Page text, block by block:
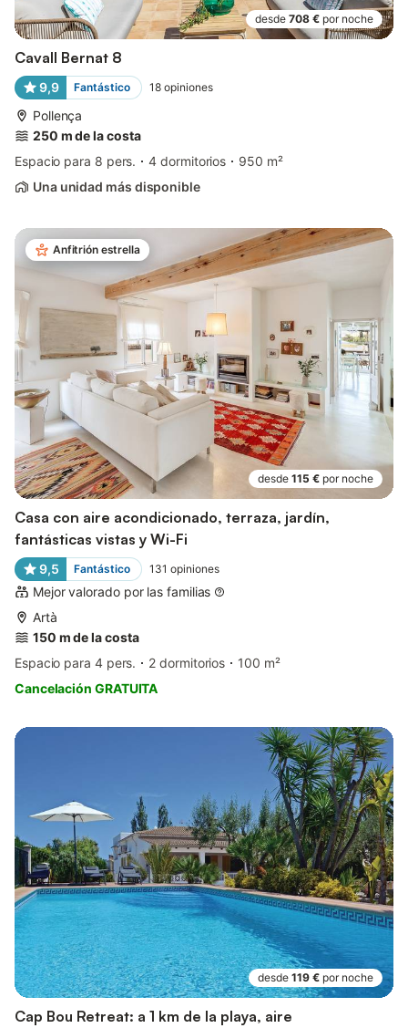
desde 708 € por noche
Cavall Bernat 8
9,9 Fantástico 18 opiniones
Pollença
250 m de la costa
Espacio para 8 pers.
4 dormitorios
950 m²
Una unidad más disponible
Anfitrión estrella
desde 115 € por noche
Casa con aire acondicionado, terraza, jardín,
fantásticas vistas y Wi-Fi
9,5 Fantástico 131 opiniones
Mejor valorado por las familias
Artà
150 m de la costa
Espacio para 4 pers.
2 dormitorios
100 m²
Cancelación GRATUITA
desde 119 € por noche
Cap Bou Retreat: a 1 km de la playa, aire